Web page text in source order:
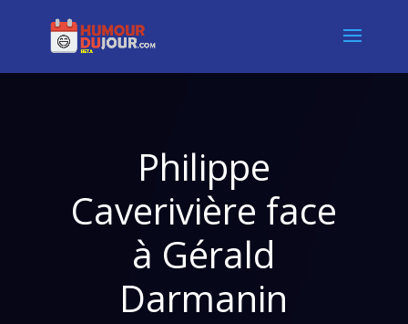
Philippe
Caverivière face
à Gérald
Darmanin